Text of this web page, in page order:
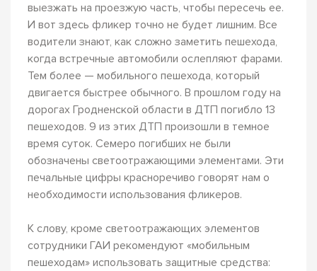
выезжать на проезжую часть, чтобы пересечь ее.
И вот здесь фликер точно не будет лишним. Все
водители знают, как сложно заметить пешехода,
когда встречные автомобили ослепляют фарами.
Тем более — мобильного пешехода, который
двигается быстрее обычного. В прошлом году на
дорогах Гродненской области в ДТП погибло 13
пешеходов. 9 из этих ДТП произошли в темное
время суток. Семеро погибших не были
обозначены светоотражающими элементами. Эти
печальные цифры красноречиво говорят нам о
необходимости использования фликеров.
К слову, кроме светоотражающих элементов
сотрудники ГАИ рекомендуют «мобильным
пешеходам» использовать защитные средства: